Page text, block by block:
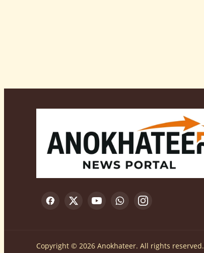
Copyright © 2026 Anokhateer. All rights reserved.